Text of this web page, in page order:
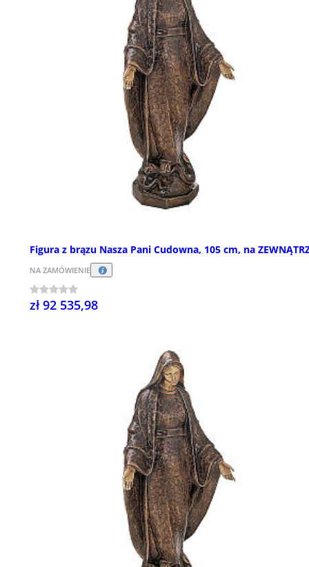
Figura z brązu Nasza Pani Cudowna, 105 cm, na
NA ZAMÓWIENIE
zł 92 535,98